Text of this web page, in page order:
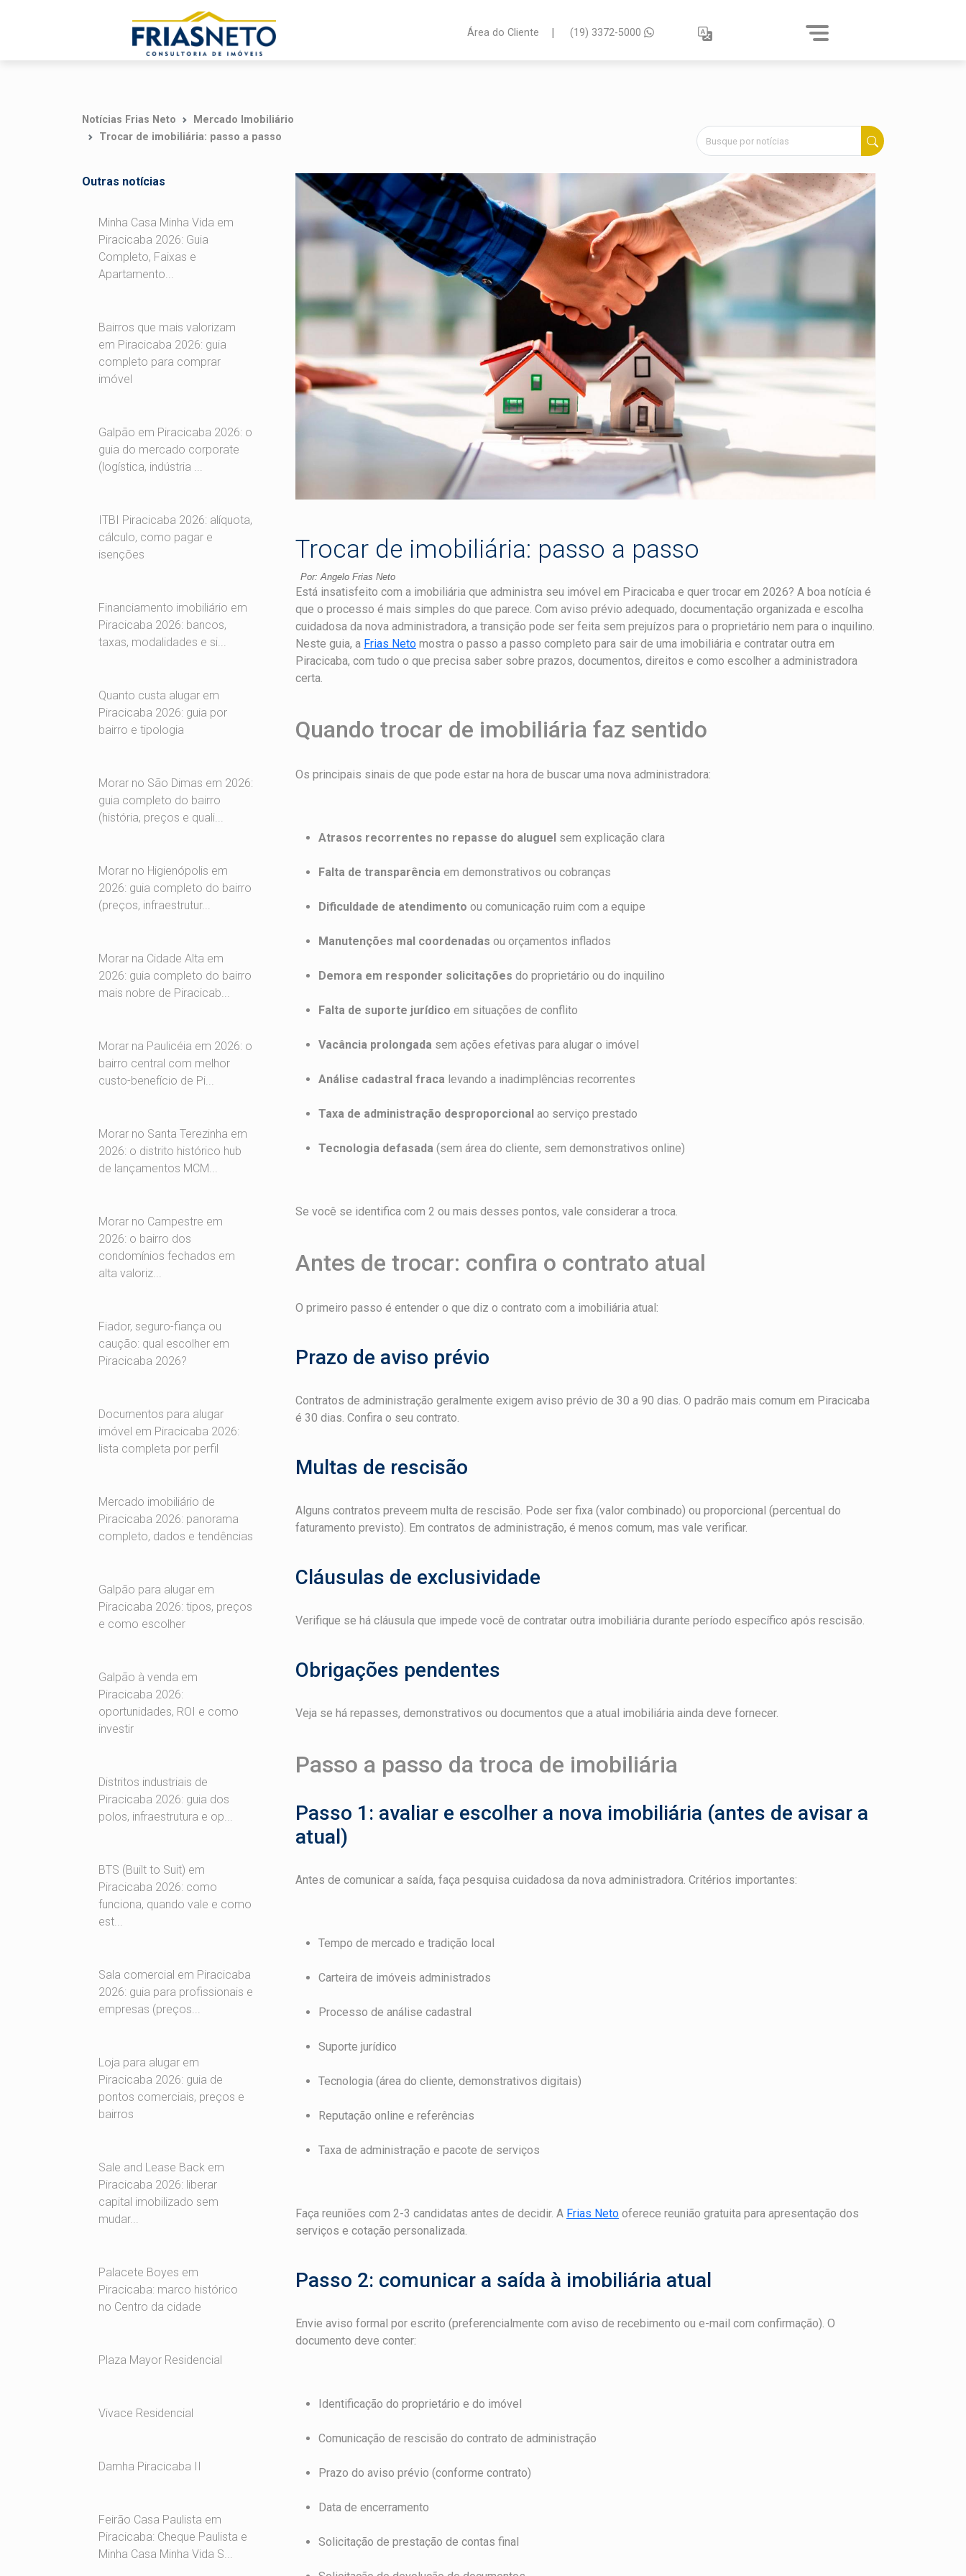
Área do Cliente | (19) 3372-5000
Notícias Frias Neto
Mercado Imobiliário
Trocar de imobiliária: passo a passo
Outras notícias
Minha Casa Minha Vida em
Piracicaba 2026: Guia
Completo, Faixas e
Apartamento...
Bairros que mais valorizam
em Piracicaba 2026: guia
completo para comprar
imóvel
Galpão em Piracicaba 2026: o
guia do mercado corporate
(logística, indústria ...
ITBI Piracicaba 2026: alíquota,
cálculo, como pagar e
isenções
Financiamento imobiliário em
Piracicaba 2026: bancos,
taxas, modalidades e si...
Quanto custa alugar em
Piracicaba 2026: guia por
bairro e tipologia
Morar no São Dimas em 2026:
guia completo do bairro
(história, preços e quali...
Morar no Higienópolis em
2026: guia completo do bairro
(preços, infraestrutur...
Morar na Cidade Alta em
2026: guia completo do bairro
mais nobre de Piracicab...
Morar na Paulicéia em 2026: o
bairro central com melhor
custo-benefício de Pi...
Morar no Santa Terezinha em
2026: o distrito histórico hub
de lançamentos MCM...
Morar no Campestre em
2026: o bairro dos
condomínios fechados em
alta valoriz...
Fiador, seguro-fiança ou
caução: qual escolher em
Piracicaba 2026?
Documentos para alugar
imóvel em Piracicaba 2026:
lista completa por perfil
Mercado imobiliário de
Piracicaba 2026: panorama
completo, dados e tendências
Galpão para alugar em
Piracicaba 2026: tipos, preços
e como escolher
Galpão à venda em
Piracicaba 2026:
oportunidades, ROI e como
investir
Distritos industriais de
Piracicaba 2026: guia dos
polos, infraestrutura e op...
BTS (Built to Suit) em
Piracicaba 2026: como
funciona, quando vale e como
est...
Sala comercial em Piracicaba
2026: guia para profissionais e
empresas (preços...
Loja para alugar em
Piracicaba 2026: guia de
pontos comerciais, preços e
bairros
Sale and Lease Back em
Piracicaba 2026: liberar
capital imobilizado sem
mudar...
Palacete Boyes em
Piracicaba: marco histórico
no Centro da cidade
Plaza Mayor Residencial
Vivace Residencial
Damha Piracicaba II
Feirão Casa Paulista em
Piracicaba: Cheque Paulista e
Minha Casa Minha Vida S...
Trocar de imobiliária: passo a passo
Por: Angelo Frias Neto
Está insatisfeito com a imobiliária que administra seu imóvel em Piracicaba e quer trocar em 2026? A boa notícia é
que o processo é mais simples do que parece. Com aviso prévio adequado, documentação organizada e escolha
cuidadosa da nova administradora, a transição pode ser feita sem prejuízos para o proprietário nem para o inquilino.
Neste guia, a Frias Neto mostra o passo a passo completo para sair de uma imobiliária e contratar outra em
Piracicaba, com tudo o que precisa saber sobre prazos, documentos, direitos e como escolher a administradora
certa.
Quando trocar de imobiliária faz sentido
Os principais sinais de que pode estar na hora de buscar uma nova administradora:
Atrasos recorrentes no repasse do aluguel sem explicação clara
Falta de transparência em demonstrativos ou cobranças
Dificuldade de atendimento ou comunicação ruim com a equipe
Manutenções mal coordenadas ou orçamentos inflados
Demora em responder solicitações do proprietário ou do inquilino
Falta de suporte jurídico em situações de conflito
Vacância prolongada sem ações efetivas para alugar o imóvel
Análise cadastral fraca levando a inadimplências recorrentes
Taxa de administração desproporcional ao serviço prestado
Tecnologia defasada (sem área do cliente, sem demonstrativos online)
Se você se identifica com 2 ou mais desses pontos, vale considerar a troca.
Antes de trocar: confira o contrato atual
O primeiro passo é entender o que diz o contrato com a imobiliária atual:
Prazo de aviso prévio
Contratos de administração geralmente exigem aviso prévio de 30 a 90 dias. O padrão mais comum em Piracicaba
é 30 dias. Confira o seu contrato.
Multas de rescisão
Alguns contratos preveem multa de rescisão. Pode ser fixa (valor combinado) ou proporcional (percentual do
faturamento previsto). Em contratos de administração, é menos comum, mas vale verificar.
Cláusulas de exclusividade
Verifique se há cláusula que impede você de contratar outra imobiliária durante período específico após rescisão.
Obrigações pendentes
Veja se há repasses, demonstrativos ou documentos que a atual imobiliária ainda deve fornecer.
Passo a passo da troca de imobiliária
Passo 1: avaliar e escolher a nova imobiliária (antes de avisar a
atual)
Antes de comunicar a saída, faça pesquisa cuidadosa da nova administradora. Critérios importantes:
Tempo de mercado e tradição local
Carteira de imóveis administrados
Processo de análise cadastral
Suporte jurídico
Tecnologia (área do cliente, demonstrativos digitais)
Reputação online e referências
Taxa de administração e pacote de serviços
Faça reuniões com 2-3 candidatas antes de decidir. A Frias Neto oferece reunião gratuita para apresentação dos
serviços e cotação personalizada.
Passo 2: comunicar a saída à imobiliária atual
Envie aviso formal por escrito (preferencialmente com aviso de recebimento ou e-mail com confirmação). O
documento deve conter:
Identificação do proprietário e do imóvel
Comunicação de rescisão do contrato de administração
Prazo do aviso prévio (conforme contrato)
Data de encerramento
Solicitação de prestação de contas final